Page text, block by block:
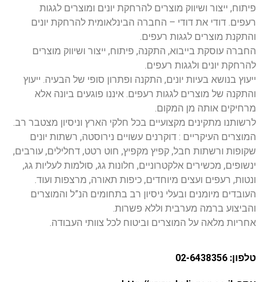
פיתוח, ייצור ושיווק מוצרים להרחקת יונים ומוצרים לגגות
רעפים. דודי את דודי – החברה הבינלאומית להרחקת יונים
והתקנת מוצרים לגגות רעפים.
החברה עוסקת בייבוא, התקנה, פיתוח, ייצור ושיווק מוצרים
להרחקת יונים ולגגות רעפים.
ייעוץ בנושא בעיות יונים, התקנה ופתרון סופי של הבעיה. ייעוץ
והתקנה של מוצרים לגגות רעפים. איננו פוגעים ביונה אלא
מרחיקים אותה מן המקום.
לרשותנו מתקינים מקצועיים בכל חלקי הארץ וניסיון מצטבר רב.
המוצרים העיקריים : דוקרנים עשויים נירוסטה, רשתות יונים
שקופות ורשתות חבל, קפיץ מקפיץ, חוט רטט, דחלילים, עורבים,
ינשופים, מכשירים אלקטרוניים, חלונות גג, סולמות לעליות גג,
ונטות, רעפים ועצים מיוחדים, כיפות תאורה, מרצפות ועוד.
העובדים מיומנים ובעלי ניסיון רב בתחומים הנ”ל והמוצרים
והביצוע ברמה מערבית וללא פשרות.
אחריות מלאה על המוצרים וביטוח לכל צוותי העבודה.
טלפון: 02-6438356